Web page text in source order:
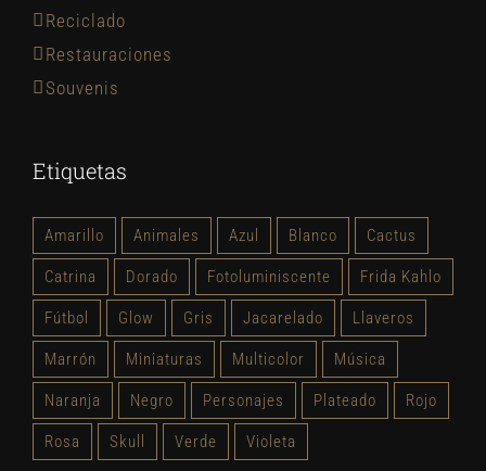
Reciclado
Restauraciones
Souvenis
Etiquetas
Amarillo Animales Azul Blanco Cactus
Catrina Dorado Fotoluminiscente Frida Kahlo
Fútbol Glow Gris Jacarelado Llaveros
Marrón Miniaturas Multicolor Música
Naranja Negro Personajes Plateado Rojo
Rosa Skull Verde Violeta